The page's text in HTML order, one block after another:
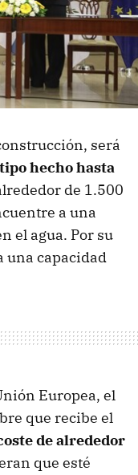
será
hecho hasta
de 1.500
a una
el agua. Por su
capacidad
Europea, el
que recibe el
de alrededor
que esté